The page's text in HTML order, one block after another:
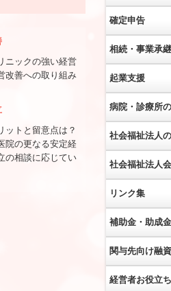
ニックの強い経営
改善への取り組み
ットと留意点は？
院の更なる安定経
の相談に応じてい
確定申告
相続・事業承
起業支援
病院・診療所
社会福祉法人
社会福祉法人
リンク集
補助金・助成
関与先向け融
経営者お役立